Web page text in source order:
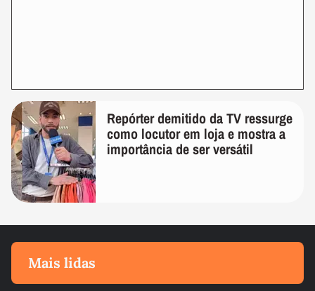
Repórter demitido da TV ressurge
como locutor em loja e mostra a
importância de ser versátil
Mais lidas